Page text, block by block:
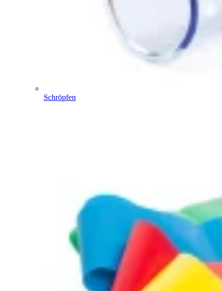
Schröpfen